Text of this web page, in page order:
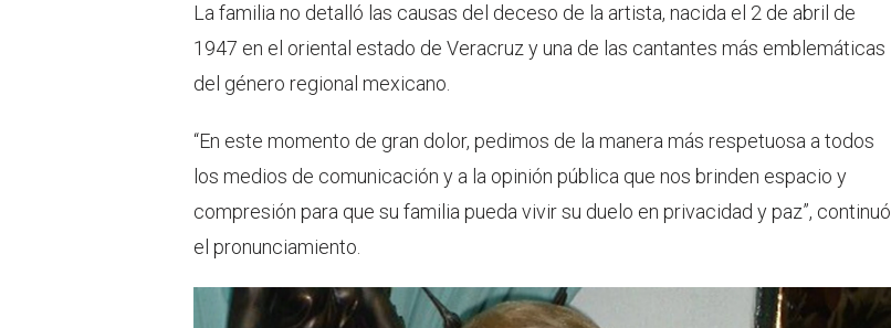
La familia no detalló las causas del deceso de la artista, nacida el 2 de abril de
1947 en el oriental estado de Veracruz y una de las cantantes más emblemáticas
del género regional mexicano.
“En este momento de gran dolor, pedimos de la manera más respetuosa a todos
los medios de comunicación y a la opinión pública que nos brinden espacio y
compresión para que su familia pueda vivir su duelo en privacidad y paz”, continuó
el pronunciamiento.